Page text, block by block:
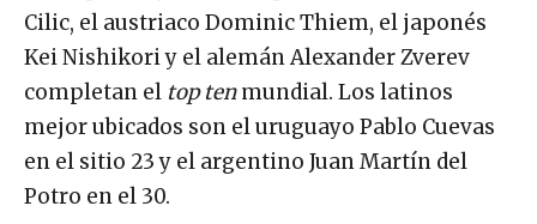
Cilic, el austriaco Dominic Thiem, el japonés
Kei Nishikori y el alemán Alexander Zverev
completan el top tenmundial. Los latinos
mejor ubicados son el uruguayo Pablo Cuevas
en el sitio 23 y el argentino Juan Martín del
Potro en el 30.